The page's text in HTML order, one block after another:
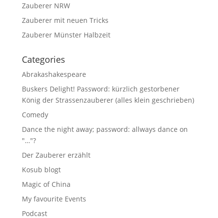
Zauberer NRW
Zauberer mit neuen Tricks
Zauberer Münster Halbzeit
Categories
Abrakashakespeare
Buskers Delight! Password: kürzlich gestorbener
König der Strassenzauberer (alles klein geschrieben)
Comedy
Dance the night away; password: allways dance on
"…"?
Der Zauberer erzählt
Kosub blogt
Magic of China
My favourite Events
Podcast